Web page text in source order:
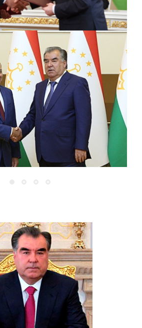
2020 дар Хадамоти гумруки назди
Тоҷикистон бо иштироки Муовини
гумруки назди Ҳукумати
генерал-майори хадамоти гумрук
Ҳайдар ва сардорони раёсатҳои
хадамоти гумрук бо намояндагони
оммаи ватанию хориҷӣ оид ба
фаъолияти мақомоти гумруки
дар соли 2019 нишасти [...]